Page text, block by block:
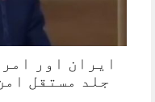
ایران اور
جلد مستقل